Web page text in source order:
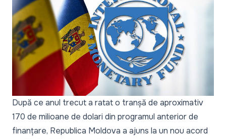
După ce anul trecut a ratat o tranșă de aproximativ
170 de milioane de dolari din programul anterior de
finanțare, Republica Moldova a ajuns la un nou acord